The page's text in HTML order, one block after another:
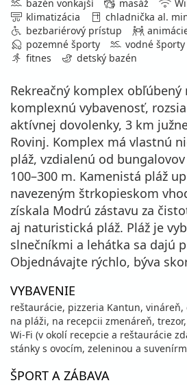
bazén vonkajší
masáž
klimatizácia
chladnička al.
bezbariérový prístup
pozemné športy
vodné športy
fitnes
detský bazén
Rekreačný komplex obľúbený
komplexnú vybavenosť,
aktívnej dovolenky, 3 km
Rovinj. Komplex má vlastnú
pláž, vzdialenú od
100–300 m. Kamenistá pláž
navezeným štrkopieskom
získala Modrú zástavu za
aj naturistická pláž. Pláž je
slnečníkmi a lehátka sa dajú
Objednávajte rýchlo, býva
VYBAVENIE
reštaurácie, pizzeria Kantun,
na pláži, na recepcii zmenáreň,
Wi-Fi (v okolí recepcie a reštaurácie
stánky s ovocím, zeleninou a
ŠPORT A ZÁBAVA